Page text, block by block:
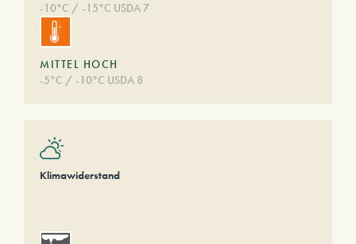
-10°C / -15°C USDA 7
MITTEL HOCH
-5°C / -10°C USDA 8
Klimawiderstand